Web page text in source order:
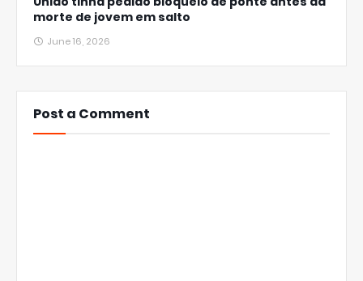
morte de jovem em salto
June 16, 2026
Post a Comment